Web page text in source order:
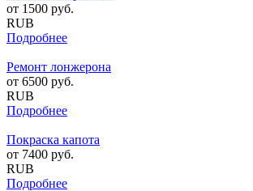
от 1500 руб.
RUB
Подробнее
Ремонт лонжерона
от 6500 руб.
RUB
Подробнее
Покраска капота
от 7400 руб.
RUB
Подробнее